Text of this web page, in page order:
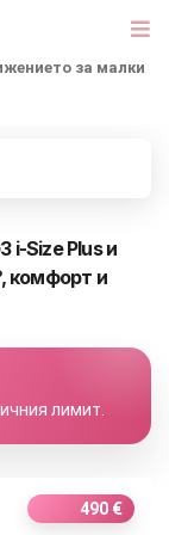
за малки
i-Size Plus и
комфорт и
лимит.
490 €